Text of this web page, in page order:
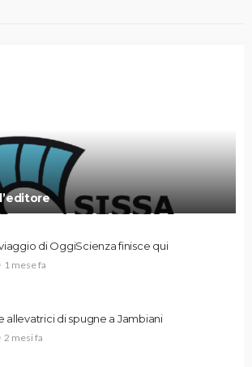
di OggiScienza finisce qui
1 mese fa
allevatrici di spugne a Jambiani
2 mesi fa